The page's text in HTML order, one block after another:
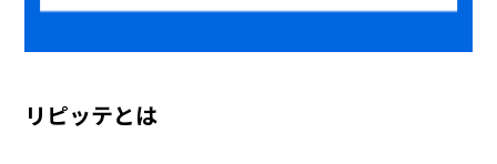
リピッテとは